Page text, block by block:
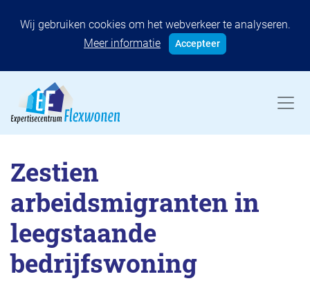
Wij gebruiken cookies om het webverkeer te analyseren.
Meer informatie
Accepteer
Zestien
arbeidsmigranten in
leegstaande
bedrijfswoning